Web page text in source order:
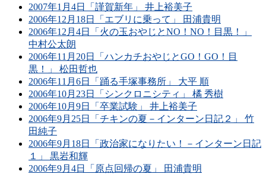
2007年1月4日「謹賀新年」 井上裕美子
2006年12月18日「エブリに乗って」 田浦貴明
2006年12月4日「火の玉おやじとNO！NO！目黒！」
中村公太朗
2006年11月20日「ハンカチおやじとGO！GO！目
黒！」 松田哲也
2006年11月6日「踊る手塚事務所」 大平 順
2006年10月23日「シンクロニシティ」 橘 秀樹
2006年10月9日「卒業試験」 井上裕美子
2006年9月25日「チキンの夏－インターン日記２」 竹
田純子
2006年9月18日「政治家になりたい！－インターン日記
１」 黒岩和輝
2006年9月4日「原点回帰の夏」 田浦貴明